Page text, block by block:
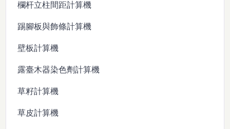
欄杆立柱間距計算機
踢腳板與飾條計算機
壁板計算機
露臺木器染色劑計算機
草籽計算機
草皮計算機